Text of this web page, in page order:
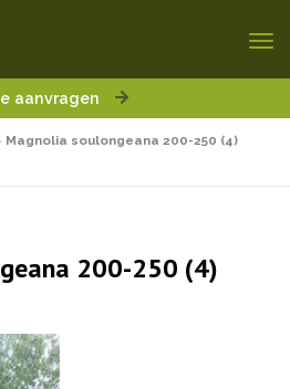
aanvragen
Magnolia soulongeana 200-250 (4)
200-250 (4)